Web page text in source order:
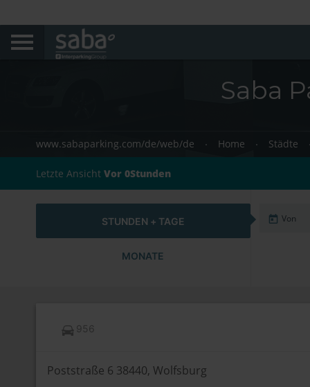
Saba
www.sabaparking.com/de/web/de Home Städte
Letzte Ansicht Vor 0Stunden
STUNDEN + TAGE
MONATE
956
Poststraße 6 38440, Wolfsburg